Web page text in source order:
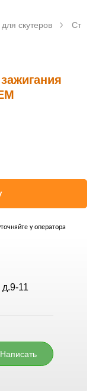
скутеров
у оператора
11
Написать